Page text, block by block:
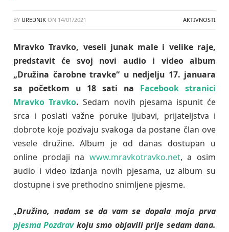
BY UREDNIK ON 14/01/2021 AKTIVNOSTI
Mravko Travko, veseli junak male i velike raje,
predstavit će svoj novi audio i video album
„Družina čarobne travke“ u nedjelju 17. januara
sa početkom u 18 sati na Facebook stranici
Mravko Travko. Sedam novih pjesama ispunit će
srca i poslati važne poruke ljubavi, prijateljstva i
dobrote koje pozivaju svakoga da postane član ove
vesele družine. Album je od danas dostupan u
online prodaji na www.mravkotravko.net, a osim
audio i video izdanja novih pjesama, uz album su
dostupne i sve prethodno snimljene pjesme.
„Družino, nadam se da vam se dopala moja prva
pjesma Pozdravkoju smo objavili prije sedam dana.